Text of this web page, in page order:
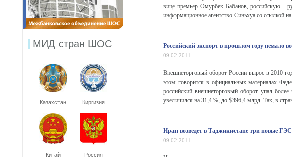
МИД стран ШОС
Казахстан Киргизия
Китай Россия
вице-премьер Омурбек Бабанов, российскую -
информационное агентство Синьхуа со ссылкой на
Российский экспорт в прошлом году немало
09.02.2011
Внешнеторговый оборот России вырос в 2010
этом говорится в официальных материалах
российский внешнеторговый оборот упал
увеличился на 31,4 %, до $396,4 млрд. Так, в
Иран возведет в Таджикистане три новые ГЭС
09.02.2011